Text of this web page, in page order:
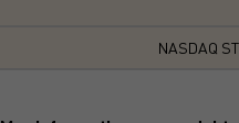
NASDAQ